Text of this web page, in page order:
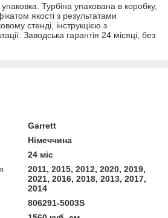
Турбіна упакована в коробку,
якості з результатами
стенді, інструкцією з
Заводська гарантія 24 місяці, без
Garrett
Німеччина
24 міс
2011, 2015, 2012, 2020, 2019,
2021, 2016, 2018, 2013, 2017,
2014
806291-5003S